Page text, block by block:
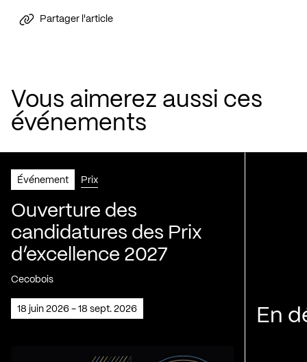
Partager l'article
Vous aimerez aussi ces
événements
Événement Prix
Ouverture des
candidatures des Prix
d’excellence 2027
Cecobois
18 juin 2026 - 18 sept. 2026 En